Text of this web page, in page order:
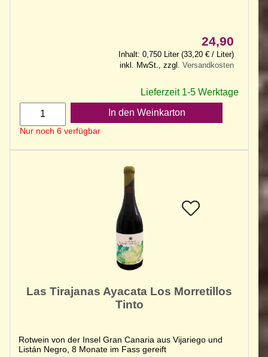
24,90
Inhalt: 0,750 Liter (33,20 € / Liter)
inkl. MwSt., zzgl.Versandkosten
Lieferzeit 1-5 Werktage
In den Weinkarton
Nur noch 6 verfügbar
Las Tirajanas Ayacata Los Morretillos
Tinto
Rotwein von der Insel Gran Canaria aus Vijariego und
Listán Negro, 8 Monate im Fass gereift